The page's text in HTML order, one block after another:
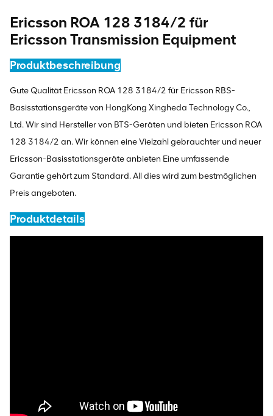
Ericsson ROA 128 3184/2 für
Ericsson Transmission Equipment
Produktbeschreibung
Gute Qualität Ericsson ROA 128 3184/2 für Ericsson RBS-
Basisstationsgeräte von HongKong Xingheda Technology Co.,
Ltd. Wir sind Hersteller von BTS-Geräten und bieten Ericsson ROA
128 3184/2 an. Wir können eine Vielzahl gebrauchter und neuer
Ericsson-Basisstationsgeräte anbieten Eine umfassende
Garantie gehört zum Standard. All dies wird zum bestmöglichen
Preis angeboten.
Produktdetails